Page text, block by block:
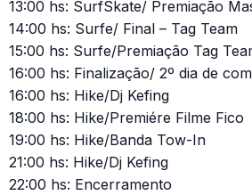
13:00 hs: SurfSkate/ Premiação
14:00 hs: Surfe/ Final – Tag Team
15:00 hs: Surfe/Premiação Tag
16:00 hs: Finalização/ 2º dia de
16:00 hs: Hike/Dj Kefing
18:00 hs: Hike/Premiére Filme Fico
19:00 hs: Hike/Banda Tow-In
21:00 hs: Hike/Dj Kefing
22:00 hs: Encerramento